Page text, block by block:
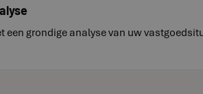
een grondige analyse van uw